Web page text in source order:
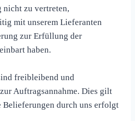
zu vertreten,
mit unserem Lieferanten
zur Erfüllung der
haben.
freibleibend und
Auftragsannahme. Dies gilt
Belieferungen durch uns erfolgt